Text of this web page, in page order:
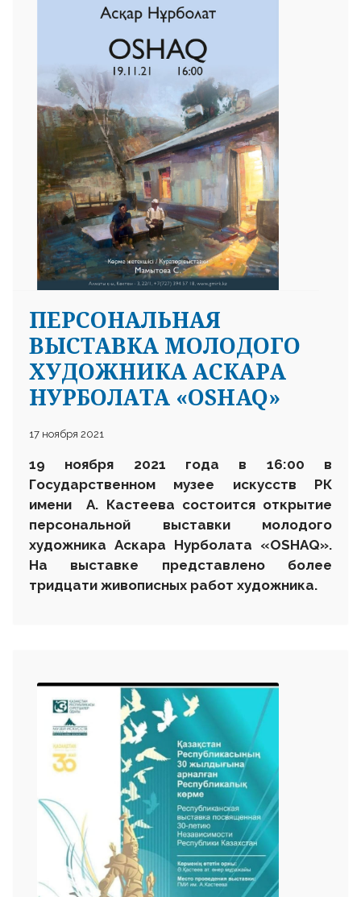
ПЕРСОНАЛЬНАЯ
ВЫСТАВКА МОЛОДОГО
ХУДОЖНИКА АСКАРА
НУРБОЛАТА «OSHAQ»
17 ноября 2021
19 ноября 2021 года в 16:00 в
Государственном музее искусств РК
имени А. Кастеева состоится открытие
персональной выставки молодого
художника Аскара Нурболата «OSHAQ».
На выставке представлено более
тридцати живописных работ художника.